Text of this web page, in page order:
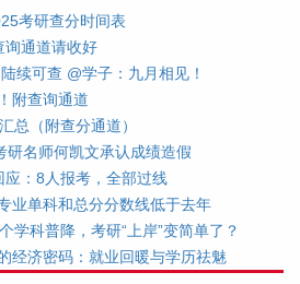
考研查分时间表
询通道请收好
续可查 @学子：九月相见！
附查询通道
总（附查分通道）
研名师何凯文承认成绩造假
：8人报考，全部过线
业单科和总分分数线低于去年
学科普降，考研“上岸”变简单了？
经济密码：就业回暖与学历祛魅